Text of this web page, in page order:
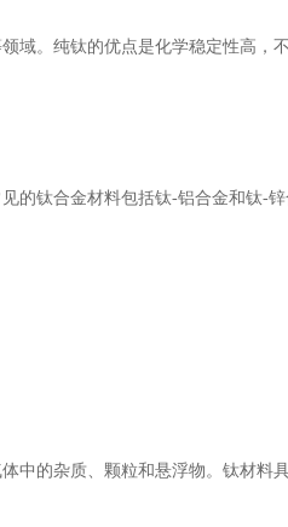
。纯钛的优点是化学稳定性高，
钛合金材料包括钛-铝合金和钛-
的杂质、颗粒和悬浮物。钛材料